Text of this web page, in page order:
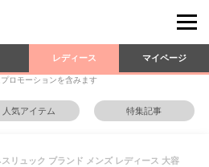
レディース マイページ
ロモーションを含みます
人気アイテム 特集記事
リュック ブランド メンズ レディース 大容